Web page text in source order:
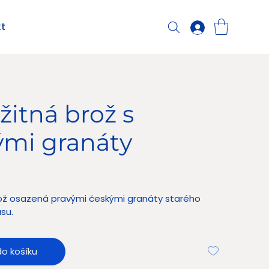
brož s
granáty
osazená pravými českými granáty starého
košíku